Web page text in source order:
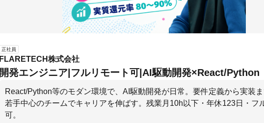
正社員
FLARETECH株式会社
開発エンジニア|フルリモート可|AI駆動開発×React/Python
React/Python等のモダン環境で、AI駆動開発が日常。要件定義から実装ま
若手中心のチームでキャリアを伸ばす。残業月10h以下・年休123日・フ
可。